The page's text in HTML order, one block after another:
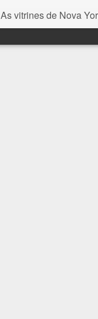
As vitrines de Nova York não mostram somente tendências de moda, mas contam um pouco do que acontece na cidade ...